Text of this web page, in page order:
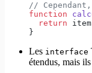
//
function
  return
}
Les interface
étendus, mais